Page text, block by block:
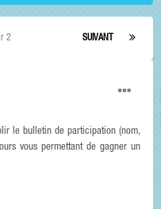
SUIVANT
2
le bulletin de participation (nom,
vous permettant de gagner un